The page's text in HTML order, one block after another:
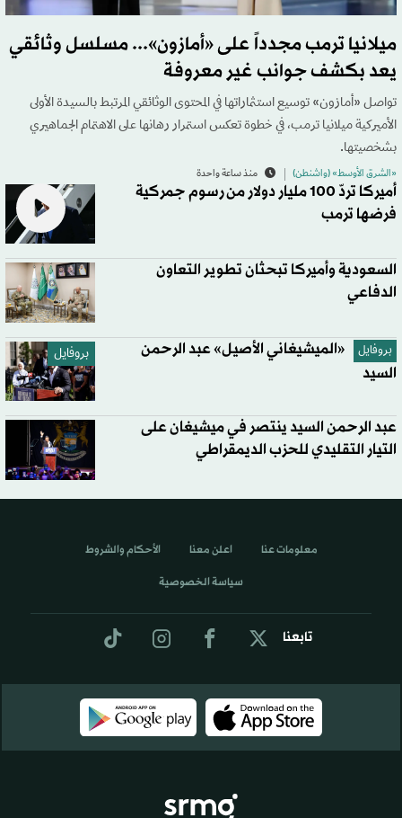
ميلانيا ترمب مجدداً على «أمازون»... مسلسل وثائقي
يعد بكشف جوانب غير معروفة
تواصل «أمازون» توسيع استثماراتها في المحتوى الوثائقي المرتبط بالسيدة الأولى
الأميركية ميلانيا ترمب، في خطوة تعكس استمرار رهانها على الاهتمام الجماهيري
بشخصيتها.
«الشرق الأوسط» (واشنطن) منذ ساعة واحدة
أميركا تردّ 100 مليار دولار من رسوم جمركية
فرضها ترمب
السعودية وأميركا تبحثان تطوير التعاون
الدفاعي
بروفايل بروفايل
«الميشيغاني الأصيل» عبد الرحمن
السيد
عبد الرحمن السيد ينتصر في ميشيغان على
التيار التقليدي للحزب الديمقراطي
تابعنا
معلومات عنا اعلن معنا الأحكام والشروط
سياسة الخصوصية